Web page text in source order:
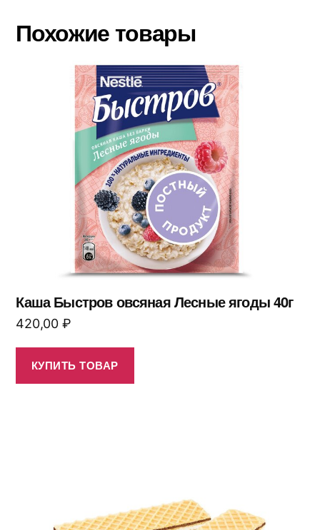
Похожие товары
Каша Быстров овсяная Лесные ягоды 40г
420,00 ₽
КУПИТЬ ТОВАР